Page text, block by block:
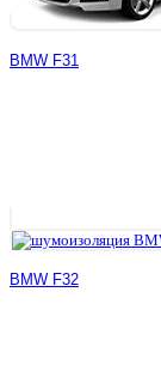
BMW F31
BMW F32